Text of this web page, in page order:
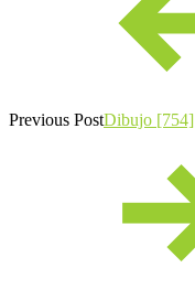
Previous PostDibujo [754]